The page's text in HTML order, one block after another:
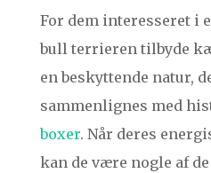
For dem interesseret i
bull terrieren tilbyde
en beskyttende natur,
sammenlignes med
boxer. Når deres
kan de være nogle af